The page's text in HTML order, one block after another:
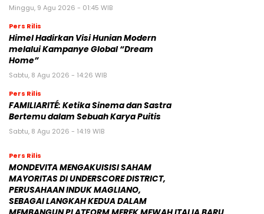
Minggu, 9 Agu 2026 - 01:45 WIB
Pers Rilis
Himel Hadirkan Visi Hunian Modern
melalui Kampanye Global “Dream
Home”
Sabtu, 8 Agu 2026 - 14:26 WIB
Pers Rilis
FAMILIARITÉ: Ketika Sinema dan Sastra
Bertemu dalam Sebuah Karya Puitis
Sabtu, 8 Agu 2026 - 14:19 WIB
Pers Rilis
MONDEVITA MENGAKUISISI SAHAM
MAYORITAS DI UNDERSCORE DISTRICT,
PERUSAHAAN INDUK MAGLIANO,
SEBAGAI LANGKAH KEDUA DALAM